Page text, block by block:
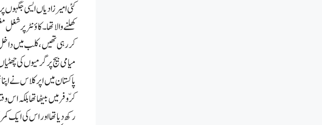
کئی امیر زادیاں ایسی
کھلنے والا تھا۔
کر رہی تھیں،کلب میں داخل
میامی بیج پر گرمیوں کی
پاکستان میں اپر کلاس نے
کرّوفر میں بیٹھا تھا بلکہ
رکھ دیا تھا اور اس کی